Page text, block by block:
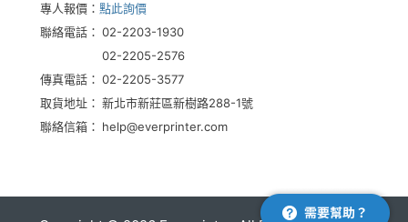
專人報價： 點此詢價
聯絡電話： 02-2203-1930
02-2205-2576
傳真電話： 02-2205-3577
取貨地址： 新北市新莊區新樹路288-1號
聯絡信箱： help@everprinter.com